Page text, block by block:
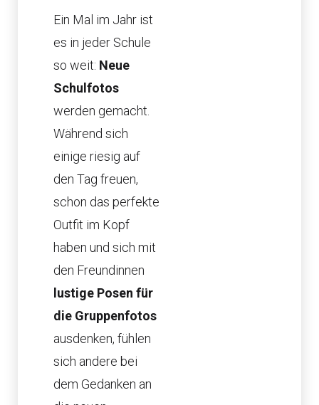
Ein Mal im Jahr ist
es in jeder Schule
so weit: Neue
Schulfotos
werden gemacht.
Während sich
einige riesig auf
den Tag freuen,
schon das perfekte
Outfit im Kopf
haben und sich mit
den Freundinnen
lustige Posen für
die Gruppenfotos
ausdenken, fühlen
sich andere bei
dem Gedanken an